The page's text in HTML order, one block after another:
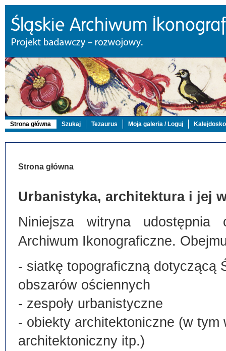
Strona główna Szukaj Tezaurus Moja galeria / Loguj
Strona główna
Urbanistyka, architektura i jej
Niniejsza witryna
Archiwum Ikonograficzne.
- siatkę topograficzną dotyczącą
obszarów ościennych
- zespoły urbanistyczne
- obiekty architektoniczne (w
architektoniczny itp.)